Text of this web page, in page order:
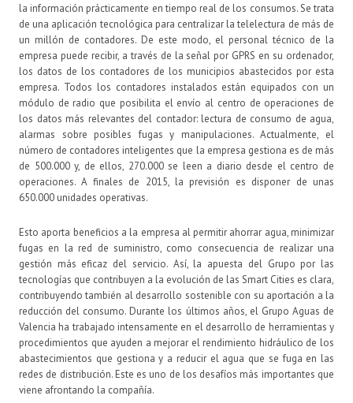
la información prácticamente en tiempo real de los consumos. Se trata
de una aplicación tecnológica para centralizar la telelectura de más de
un millón de contadores. De este modo, el personal técnico de la
empresa puede recibir, a través de la señal por GPRS en su ordenador,
los datos de los contadores de los municipios abastecidos por esta
empresa. Todos los contadores instalados están equipados con un
módulo de radio que posibilita el envío al centro de operaciones de
los datos más relevantes del contador: lectura de consumo de agua,
alarmas sobre posibles fugas y manipulaciones. Actualmente, el
número de contadores inteligentes que la empresa gestiona es de más
de 500.000 y, de ellos, 270.000 se leen a diario desde el centro de
operaciones. A finales de 2015, la previsión es disponer de unas
650.000 unidades operativas.
Esto aporta beneficios a la empresa al permitir ahorrar agua, minimizar
fugas en la red de suministro, como consecuencia de realizar una
gestión más eficaz del servicio. Así, la apuesta del Grupo por las
tecnologías que contribuyen a la evolución de las Smart Cities es clara,
contribuyendo también al desarrollo sostenible con su aportación a la
reducción del consumo. Durante los últimos años, el Grupo Aguas de
Valencia ha trabajado intensamente en el desarrollo de herramientas y
procedimientos que ayuden a mejorar el rendimiento hidráulico de los
abastecimientos que gestiona y a reducir el agua que se fuga en las
redes de distribución. Este es uno de los desafíos más importantes que
viene afrontando la compañía.